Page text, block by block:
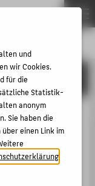
und
wir Cookies.
für die
Statistik-
anonym
Sie haben die
einen Link im